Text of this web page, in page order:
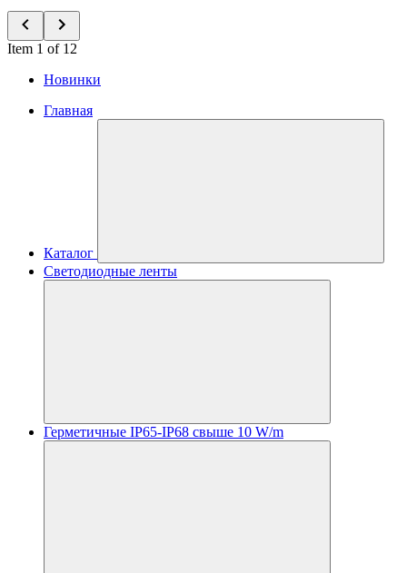
Item 1 of 12
Новинки
Главная
Каталог
Светодиодные ленты
Герметичные IP65-IP68 свыше 10 W/m